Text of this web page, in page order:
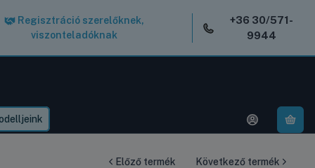
Regisztráció szerelőknek,
viszonteladóknak
+36 30/571-
9944
Előző termék Következő termék